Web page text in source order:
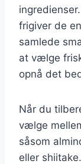
frigiver de
samlede
at vælge
opnå det
Når du
vælge
såsom
eller